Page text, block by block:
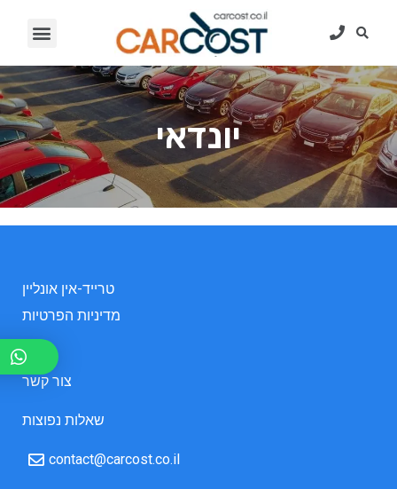
יונדאי
טרייד-אין אונליין
מדיניות הפרטיות
אודות
צור קשר
שאלות נפוצות
contact@carcost.co.il